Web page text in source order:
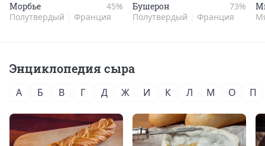
Морбье
45%
Полутвердый
Франция
Буше­рон
73%
Полутвердый
Франция
Энциклопедия сыра
А Б В Г Д Ж И К Л М О П